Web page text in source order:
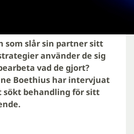
som slår sin partner sitt
använder de sig
vad de gjort?
Boethius har intervjuat
sökt behandling för sitt